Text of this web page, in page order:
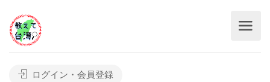
ログイン・会員登録